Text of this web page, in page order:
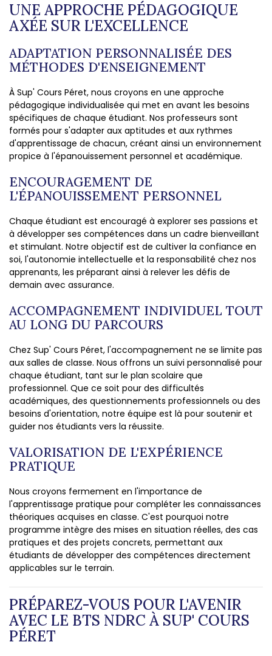
UNE APPROCHE PÉDAGOGIQUE
AXÉE SUR L'EXCELLENCE
ADAPTATION PERSONNALISÉE DES
MÉTHODES D'ENSEIGNEMENT
À Sup' Cours Péret, nous croyons en une approche
pédagogique individualisée qui met en avant les besoins
spécifiques de chaque étudiant. Nos professeurs sont
formés pour s'adapter aux aptitudes et aux rythmes
d'apprentissage de chacun, créant ainsi un environnement
propice à l'épanouissement personnel et académique.
ENCOURAGEMENT DE
L'ÉPANOUISSEMENT PERSONNEL
Chaque étudiant est encouragé à explorer ses passions et
à développer ses compétences dans un cadre bienveillant
et stimulant. Notre objectif est de cultiver la confiance en
soi, l'autonomie intellectuelle et la responsabilité chez nos
apprenants, les préparant ainsi à relever les défis de
demain avec assurance.
ACCOMPAGNEMENT INDIVIDUEL TOUT
AU LONG DU PARCOURS
Chez Sup' Cours Péret, l'accompagnement ne se limite pas
aux salles de classe. Nous offrons un suivi personnalisé pour
chaque étudiant, tant sur le plan scolaire que
professionnel. Que ce soit pour des difficultés
académiques, des questionnements professionnels ou des
besoins d'orientation, notre équipe est là pour soutenir et
guider nos étudiants vers la réussite.
VALORISATION DE L'EXPÉRIENCE
PRATIQUE
Nous croyons fermement en l'importance de
l'apprentissage pratique pour compléter les connaissances
théoriques acquises en classe. C'est pourquoi notre
programme intègre des mises en situation réelles, des cas
pratiques et des projets concrets, permettant aux
étudiants de développer des compétences directement
applicables sur le terrain.
PRÉPAREZ-VOUS POUR L'AVENIR
AVEC LE BTS NDRC À SUP' COURS
PÉRET